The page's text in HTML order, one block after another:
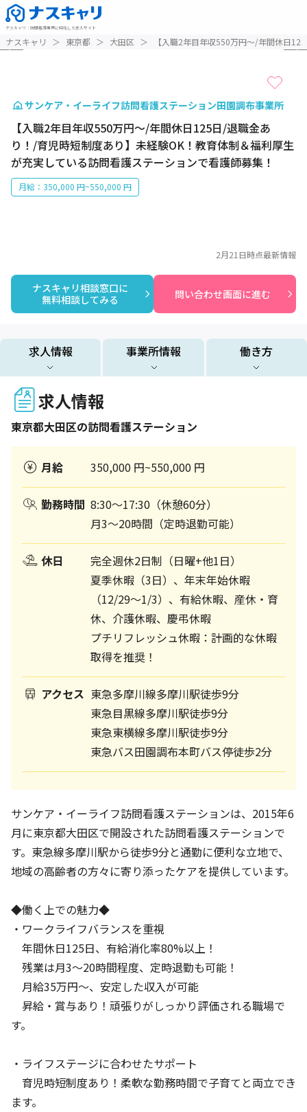
ナスキャリ ： 訪問看護業界に特化した求人サイト
ナスキャリ ＞ 東京都 ＞ 大田区 ＞ 【入職2年目年収550万円～/年間休日
サンケア・イーライフ訪問看護ステーション田園調布事業所
【入職2年目年収550万円～/年間休日125日/退職金あ
り！/育児時短制度あり】未経験OK！教育体制＆福利厚生
が充実している訪問看護ステーションで看護師募集！
月給：350,000 円~550,000 円
ナスキャリ相談窓口に
無料相談してみる
問い合わせ画面に進む
2月21日時点最新情報
求人情報 事業所情報 働き方
求人情報
東京都大田区の訪問看護ステーション
月給 350,000 円~550,000 円
勤務時間 8:30～17:30（休憩60分）
月3～20時間（定時退勤可能）
休日
完全週休2日制（日曜+他1日）
夏季休暇（3日）、年末年始休暇
（12/29～1/3）、有給休暇、産休・育
休、介護休暇、慶弔休暇
プチリフレッシュ休暇：計画的な休暇
取得を推奨！
アクセス 東急多摩川線多摩川駅徒歩9分
東急目黒線多摩川駅徒歩9分
東急東横線多摩川駅徒歩9分
東急バス田園調布本町バス停徒歩2分
サンケア・イーライフ訪問看護ステーションは、2015年6
月に東京都大田区で開設された訪問看護ステーションで
す。東急線多摩川駅から徒歩9分と通勤に便利な立地で、
地域の高齢者の方々に寄り添ったケアを提供しています。
◆働く上での魅力◆
・ワークライフバランスを重視
年間休日125日、有給消化率80%以上！
残業は月3～20時間程度、定時退勤も可能！
月給35万円～、安定した収入が可能
昇給・賞与あり！頑張りがしっかり評価される職場で
す。
・ライフステージに合わせたサポート
育児時短制度あり！柔軟な勤務時間で子育てと両立でき
ます。